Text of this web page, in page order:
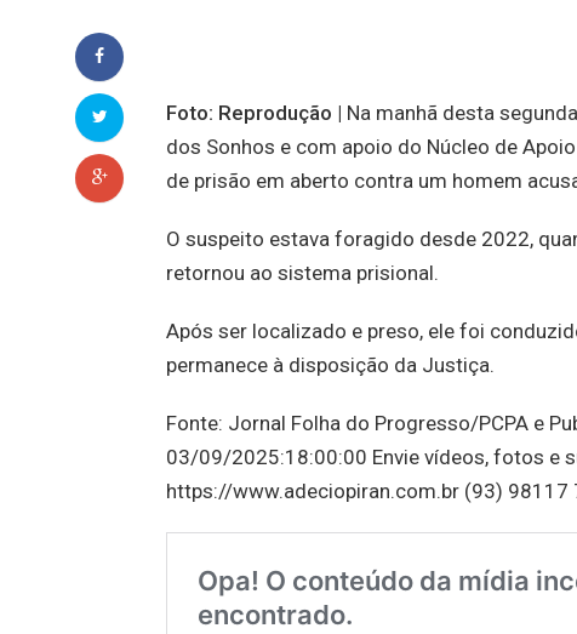
Foto: Reprodução | Na manhã desta
dos Sonhos e com apoio do Núcleo de
de prisão em aberto contra um homem
O suspeito estava foragido desde 2022,
retornou ao sistema prisional.
Após ser localizado e preso, ele foi
permanece à disposição da Justiça.
Fonte: Jornal Folha do Progresso/PCPA e
03/09/2025:18:00:00 Envie vídeos, fotos e
https://www.adeciopiran.com.br (93) 98117